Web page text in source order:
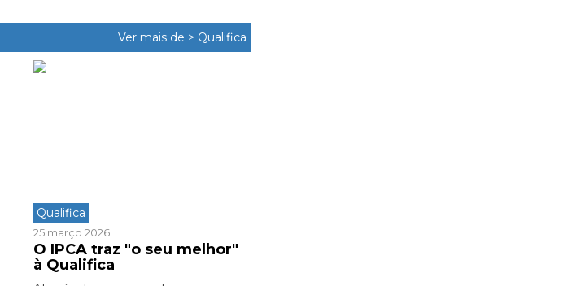
Ver mais de > Qualifica
Qualifica
25 março 2026
O IPCA traz "o seu melhor"
à Qualifica